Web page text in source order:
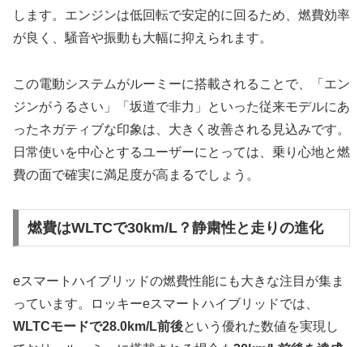
します。エンジンは低回転で安定的に回るため、燃費効率
が良く、騒音や振動も大幅に抑えられます。
この電動システムがルーミーに搭載されることで、「エン
ジンがうるさい」「坂道で非力」といった従来モデルにあ
ったネガティブな印象は、大きく改善される見込みです。
日常使いを中心とするユーザーにとっては、乗り心地と燃
費の面で確実に満足度が高まるでしょう。
燃費はWLTCで30km/L？静粛性と走りの進化
eスマートハイブリッドの燃費性能にも大きな注目が集ま
っています。ロッキーeスマートハイブリッドでは、
WLTCモードで28.0km/L前後という優れた数値を実現し